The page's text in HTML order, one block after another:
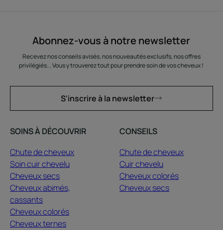
Abonnez-vous à notre newsletter
Recevez nos conseils avisés, nos nouveautés exclusifs, nos offres
privilégiés... Vous y trouverez tout pour prendre soin de vos cheveux !
S'inscrire à la newsletter
SOINS À DÉCOUVRIR
Chute de cheveux
Soin cuir chevelu
Cheveux secs
Cheveux abimés,
cassants
Cheveux colorés
Cheveux ternes
CONSEILS
Chute de cheveux
Cuir chevelu
Cheveux colorés
Cheveux secs